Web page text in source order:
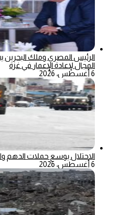
الرئيس المصري وملك البحرين
المجال لإعادة الإعمار في غزة
6 أغسطس، 2026
الاحتلال يوسع حملات الدهم
6 أغسطس، 2026